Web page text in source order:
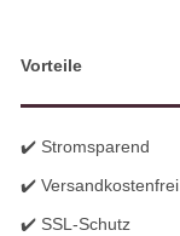
Vorteile
✔️ Stromsparend
✔️ Versandkostenfrei
✔️ SSL-Schutz